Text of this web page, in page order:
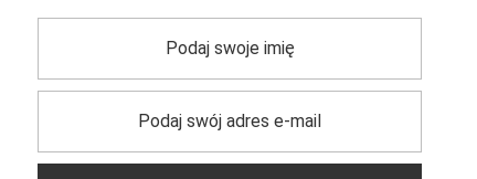
, która stanie się Twoim
kaptur i stylową stójkę, co gwarantuje ochronę przed
i nieograniczone możliwości stylizacyjne. Czy to
będziesz cieszyć się komfortem i ciepłem, które
ubioru –
damska krótka kurtka
w każdej sytuacji.